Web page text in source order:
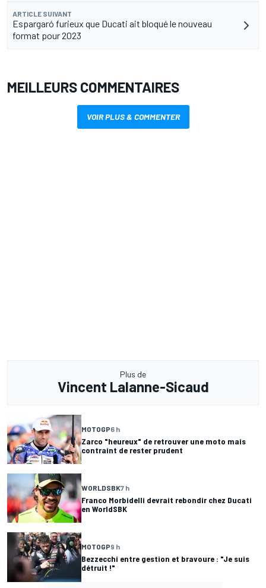
ARTICLE SUIVANT
Espargaró furieux que Ducati ait bloqué le nouveau
format pour 2023
MEILLEURS COMMENTAIRES
VOIR PLUS & COMMENTER
Plus de
Vincent Lalanne-Sicaud
MOTOGP6 h
Zarco "heureux" de retrouver une moto mais
contraint de rester prudent
WORLDSBK7 h
Franco Morbidelli devrait rebondir chez Ducati
en WorldSBK
MOTOGP9 h
Bezzecchi entre gestion et bravoure : "Je suis
détruit !"